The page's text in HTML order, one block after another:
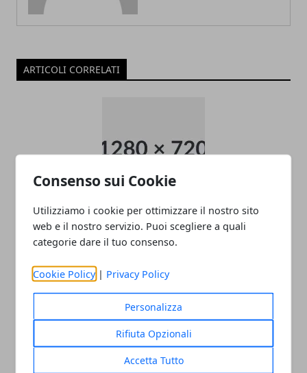
Consenso sui Cookie
Utilizziamo i cookie per ottimizzare il nostro sito
web e il nostro servizio. Puoi scegliere a quali
categorie dare il tuo consenso.
Cookie Policy | Privacy Policy
Personalizza
Rifiuta Opzionali
Accetta Tutto
ARTICOLI CORRELATI
Come raggiungere l’aeroporto di
Malpensa
22/11/2025